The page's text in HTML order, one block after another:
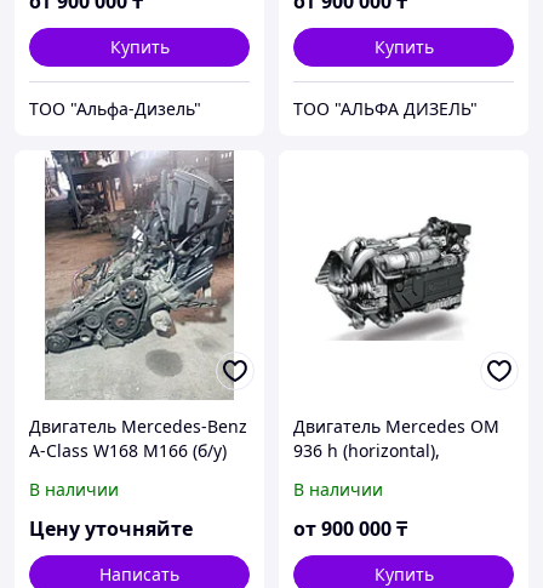
Купить
ТОО "Альфа-Дизель"
Купить
ТОО "АЛЬФА ДИЗЕЛЬ"
Двигатель Mercedes-Benz
A-Class W168 M166 (б/у)
В наличии
Цену уточняйте
Написать
Двигатель Mercedes OM
936 h (horizontal),
Mercedes OM 470,
Mercedes OM 471
В наличии
от900 000₸
Купить